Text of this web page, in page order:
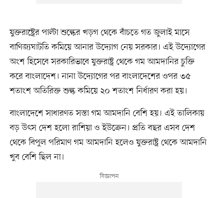
যুক্তরাষ্ট্রের পাল্টা শুল্কের খড়গ থেকে বাঁচতে গত জুলাই মাসে
বাণিজ্যঘাটতি কমিয়ে আনার উদ্যোগ নেয় সরকার। এই উদ্যোগের
অংশ হিসেবে সরকারিভাবে যুক্তরাষ্ট্র থেকে গম আমদানির চুক্তি
করে বাংলাদেশ। নানা উদ্যোগের পর বাংলাদেশের ওপর ৩৫
শতাংশ অতিরিক্ত শুল্ক কমিয়ে ২০ শতাংশ নির্ধারণ করা হয়।
বাংলাদেশে সাধারণত সস্তা গম আমদানি বেশি হয়। এই তালিকায়
বড় উৎস দেশ হলো রাশিয়া ও ইউক্রেন। প্রতি বছর এসব দেশ
থেকে বিপুল পরিমাণ গম আমদানি হলেও যুক্তরাষ্ট্র থেকে আমদানি
খুব বেশি ছিল না।